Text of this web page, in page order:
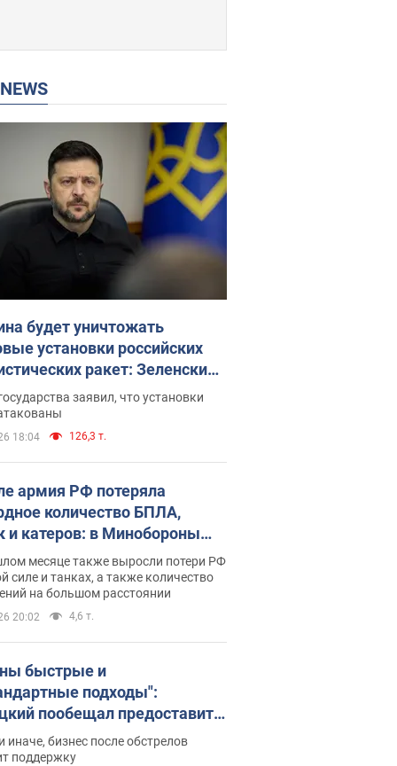
NEWS
будет уничтожать
установки российских
ракет: Зеленский
заседание СНБО
заявил, что установки
18:04 126,3 т.
армия РФ потеряла
количество БПЛА,
и катеров: в Минобороны
статистику
месяце также выросли потери РФ
силе и танках, а также количество
на большом расстоянии
20:02 4,6 т.
быстрые и
подходы":
пообещал предоставить
приоритетный доступ к
складским
иначе, бизнес после обстрелов
поддержку